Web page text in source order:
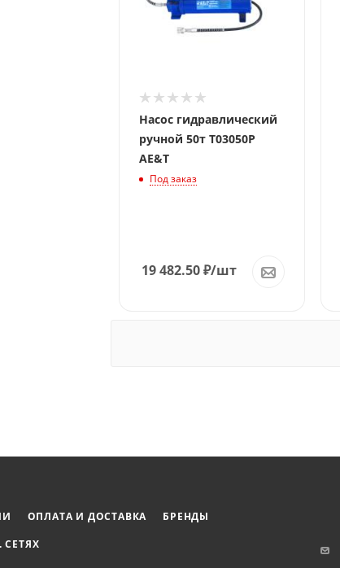
Насос гидравлический
ручной 50т T03050P
AE&T
Под заказ
19 482.50₽/шт
ОПЛАТА И ДОСТАВКА
БРЕНДЫ